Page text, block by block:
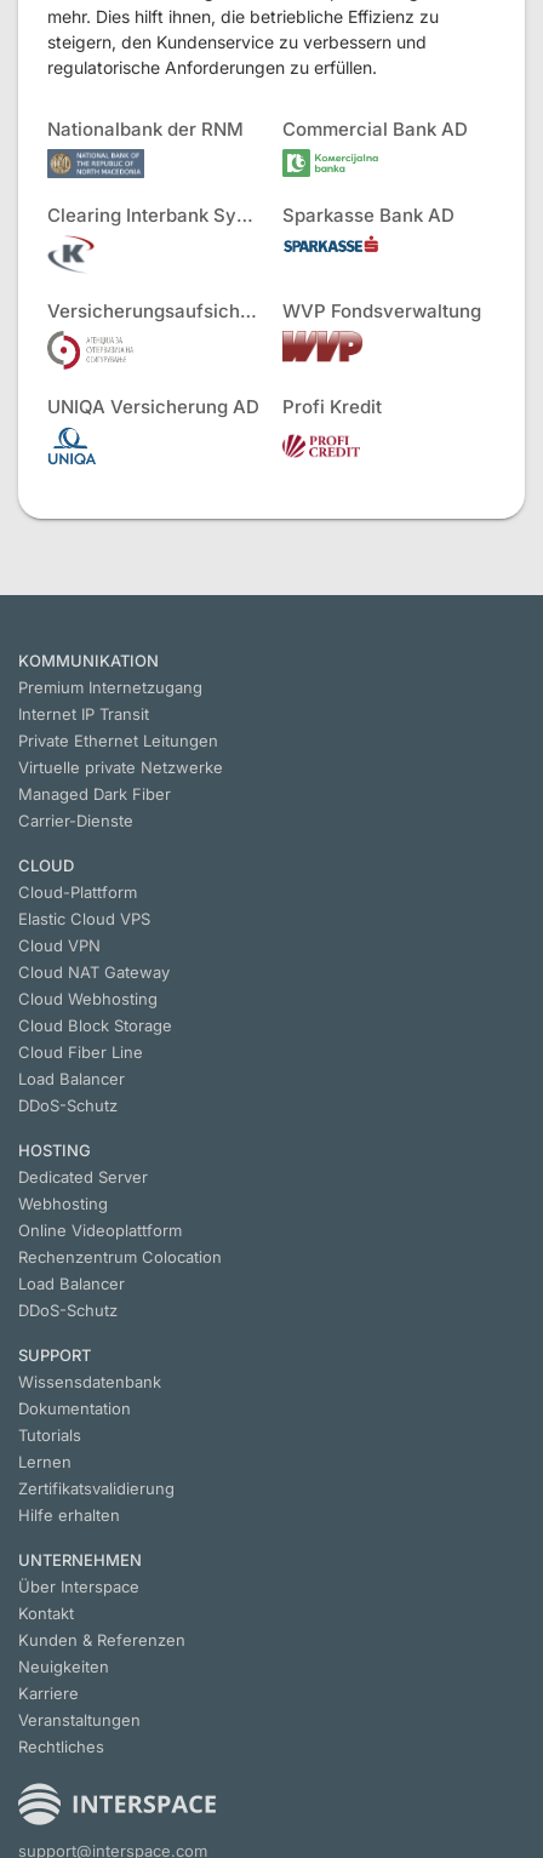
mehr. Dies hilft ihnen, die betriebliche Effizienz zu
steigern, den Kundenservice zu verbessern und
regulatorische Anforderungen zu erfüllen.
Nationalbank der RNM Commercial Bank AD
Clearing Interbank Systems AD Sparkasse Bank AD
Versicherungsaufsichtsbehörde WVP Fondsverwaltung
UNIQA Versicherung AD Profi Kredit
KOMMUNIKATION
Premium Internetzugang
Internet IP Transit
Private Ethernet Leitungen
Virtuelle private Netzwerke
Managed Dark Fiber
Carrier-Dienste
CLOUD
Cloud-Plattform
Elastic Cloud VPS
Cloud VPN
Cloud NAT Gateway
Cloud Webhosting
Cloud Block Storage
Cloud Fiber Line
Load Balancer
DDoS-Schutz
HOSTING
Dedicated Server
Webhosting
Online Videoplattform
Rechenzentrum Colocation
Load Balancer
DDoS-Schutz
SUPPORT
Wissensdatenbank
Dokumentation
Tutorials
Lernen
Zertifikatsvalidierung
Hilfe erhalten
UNTERNEHMEN
Über Interspace
Kontakt
Kunden & Referenzen
Neuigkeiten
Karriere
Veranstaltungen
Rechtliches
support@interspace.com